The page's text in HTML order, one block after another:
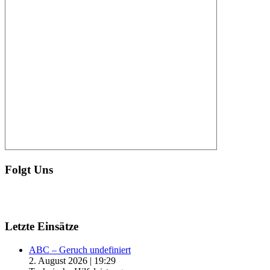
Folgt Uns
Letzte Einsätze
ABC – Geruch undefiniert
2. August 2026 | 19:29